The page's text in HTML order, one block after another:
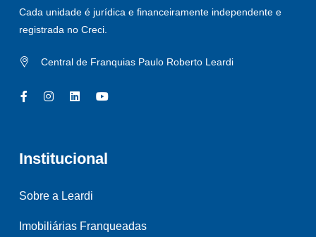
Cada unidade é jurídica e financeiramente independente e
registrada no Creci.
Central de Franquias Paulo Roberto Leardi
Institucional
Sobre a Leardi
Imobiliárias Franqueadas